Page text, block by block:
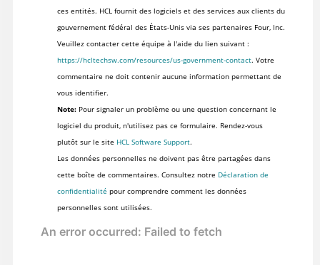
ces entités. HCL fournit des logiciels et des services aux clients du
gouvernement fédéral des États-Unis via ses partenaires Four, Inc.
Veuillez contacter cette équipe à l'aide du lien suivant :
https://hcltechsw.com/resources/us-government-contact. Votre
commentaire ne doit contenir aucune information permettant de
vous identifier.
Note:Pour signaler un problème ou une question concernant le
logiciel du produit, n'utilisez pas ce formulaire. Rendez-vous
plutôt sur le site HCL Software Support.
Les données personnelles ne doivent pas être partagées dans
cette boîte de commentaires. Consultez notre Déclaration de
confidentialité pour comprendre comment les données
personnelles sont utilisées.